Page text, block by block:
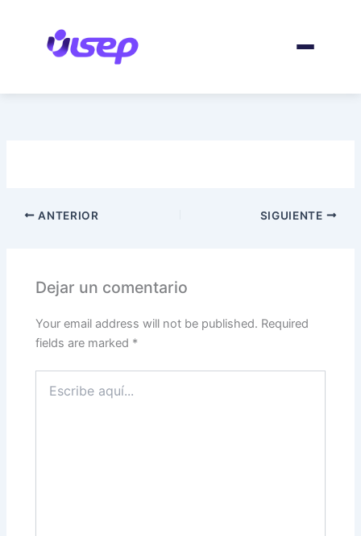
contenido
ANTERIOR SIGUIENTE
Dejar un comentario
Your email address will not be published. Required
fields are marked *
aquí...